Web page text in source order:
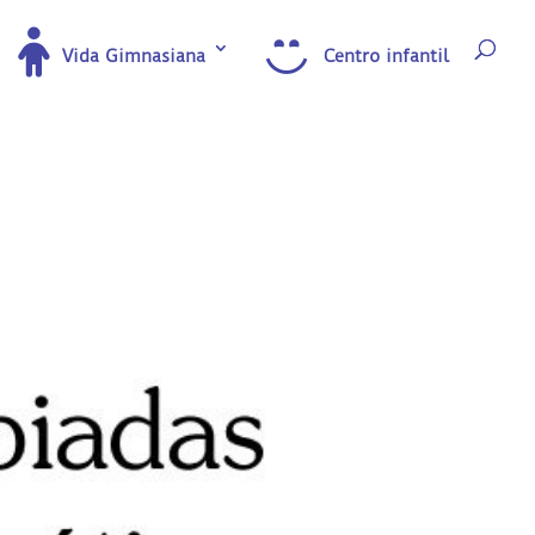
Vida Gimnasiana Centro infantil